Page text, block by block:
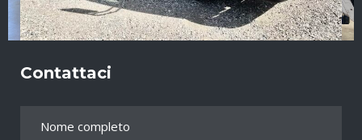
Contattaci